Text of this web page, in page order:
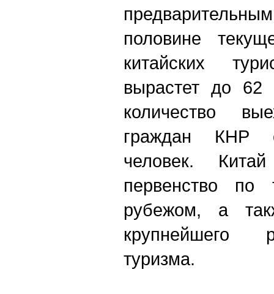
половине
китайских
вырастет до
количество
граждан КНР
человек.
первенство по
рубежом, а
крупнейшего
туризма.